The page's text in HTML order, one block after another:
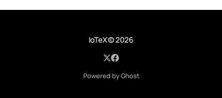
IoTeX© 2026
Powered by Ghost